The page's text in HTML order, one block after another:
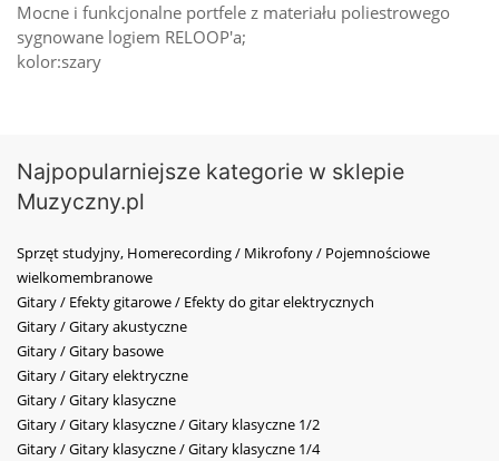
Mocne i funkcjonalne portfele z materiału poliestrowego
sygnowane logiem RELOOP'a;
kolor:szary
Najpopularniejsze kategorie w sklepie
Muzyczny.pl
Sprzęt studyjny, Homerecording / Mikrofony / Pojemnościowe
wielkomembranowe
Gitary / Efekty gitarowe / Efekty do gitar elektrycznych
Gitary / Gitary akustyczne
Gitary / Gitary basowe
Gitary / Gitary elektryczne
Gitary / Gitary klasyczne
Gitary / Gitary klasyczne / Gitary klasyczne 1/2
Gitary / Gitary klasyczne / Gitary klasyczne 1/4